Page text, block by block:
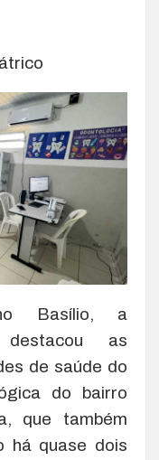
Basílio, a
destacou as
de saúde do
do bairro
que também
há quase dois